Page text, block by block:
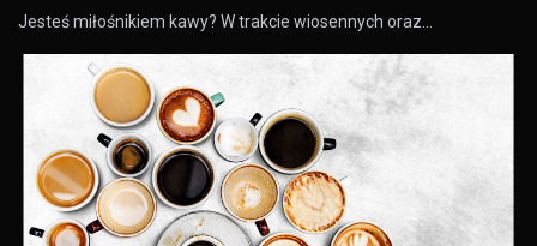
Jesteś miłośnikiem kawy? W trakcie wiosennych oraz…